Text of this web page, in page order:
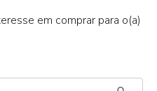
em comprar para o(a)